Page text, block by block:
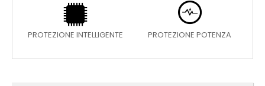
PROTEZIONE INTELLIGENTE PROTEZIONE POTENZA